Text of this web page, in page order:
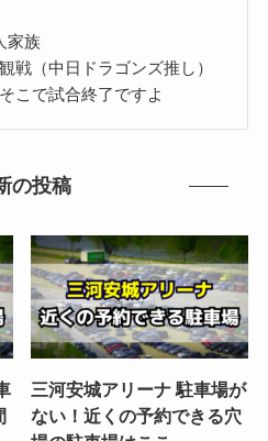
家族
戦（中日ドラゴンズ推し）
こで試合終了ですよ
の投稿
三河安城アリーナ 駐車場が
ない！近くの予約できる穴